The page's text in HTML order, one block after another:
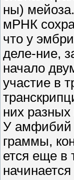
ны)
мРНК
что у
деле-ние,
начало
участие в
них
У амфибий
граммы,
ется еще в